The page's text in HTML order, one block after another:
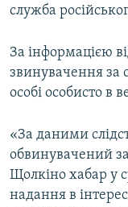
служба
За інформацією
звинувачення за
особі особисто в
«За даними
обвинувачений
Щолкіно хабар у
надання в